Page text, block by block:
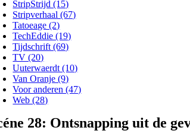
StripStrijd (15)
Stripverhaal (67)
Tatoeage (2)
TechEddie (19)
Tijdschrift (69)
TV (20)
Uuterwaerdt (10)
Van Oranje (9)
Voor anderen (47)
Web (28)
28: Ontsnapping uit de